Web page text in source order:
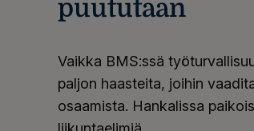
puututaan
Vaikka BMS:ssä
paljon haasteita, joihin
osaamista. Hankalissa